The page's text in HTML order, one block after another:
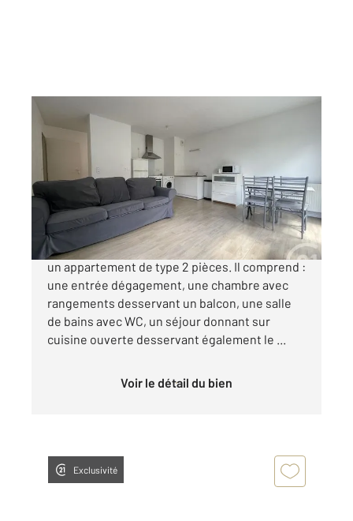
EVRY 91
46,96 m
, 2 pièces
Appartement F2 à vendre
135 000 €
Century 21 Eureka vous propose en exclusivité
un appartement de type 2 pièces. Il comprend :
une entrée dégagement, une chambre avec
rangements desservant un balcon, une salle
de bains avec WC, un séjour donnant sur
cuisine ouverte desservant également le ...
Voir le détail du bien
Exclusivité